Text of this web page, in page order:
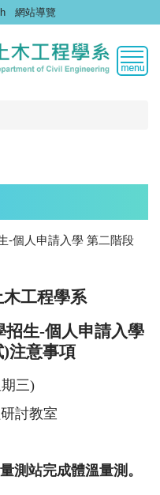
網站導覽
-個人申請入學 第二階段
工程學系
招生-個人申請入學
注意事項
三)
討教室
測站完成體溫量測。